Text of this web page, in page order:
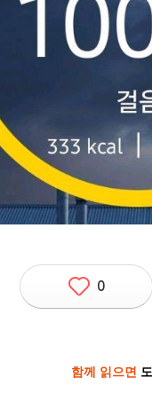
0
함께 읽으면